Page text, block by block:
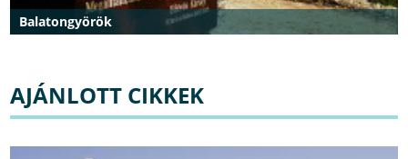
Balatongyörök
AJÁNLOTT CIKKEK